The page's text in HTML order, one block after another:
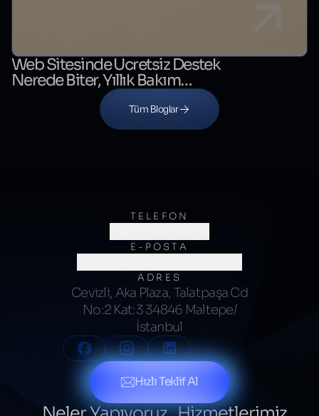
Web Sitesinde Ücretsiz Destek
Nerede Biter, Yıllık Bakım
Nerede Başlar?
Tüm Bloglar
TELEFON
(0216) 706 60 64
E-POSTA
ADRES
Cevizli, Aka Plaza, Talatpaşa Cd
No:2 Kat:3 34846 Maltepe/
İstanbul
Hızlı Teklif Al